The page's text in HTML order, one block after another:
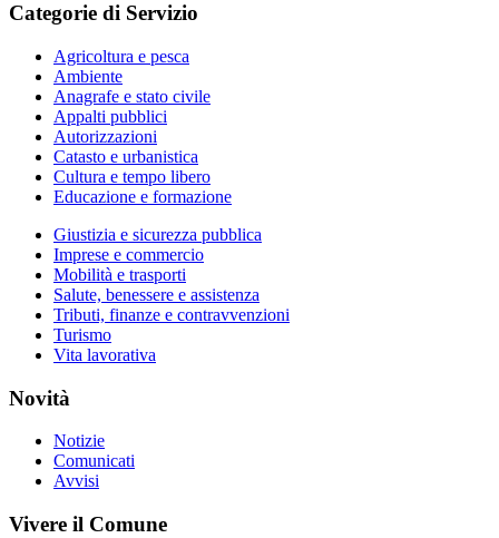
Categorie di Servizio
Agricoltura e pesca
Ambiente
Anagrafe e stato civile
Appalti pubblici
Autorizzazioni
Catasto e urbanistica
Cultura e tempo libero
Educazione e formazione
Giustizia e sicurezza pubblica
Imprese e commercio
Mobilità e trasporti
Salute, benessere e assistenza
Tributi, finanze e contravvenzioni
Turismo
Vita lavorativa
Novità
Notizie
Comunicati
Avvisi
Vivere il Comune